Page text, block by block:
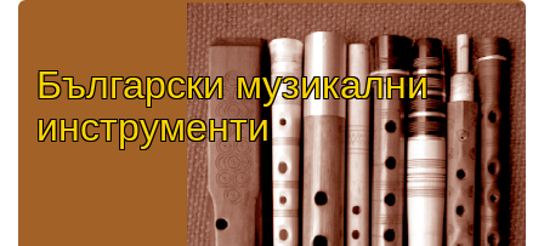
Български музикални
инструменти